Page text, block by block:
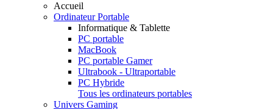
Accueil
Ordinateur Portable
Informatique & Tablette
PC portable
MacBook
PC portable Gamer
Ultrabook - Ultraportable
PC Hybride
Tous les ordinateurs portables
Univers Gaming